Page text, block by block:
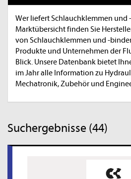
Wer liefert Schlauchklemmen und
Marktübersicht finden Sie
von Schlauchklemmen und -
Produkte und Unternehmen der
Blick. Unsere Datenbank bietet
im Jahr alle Information zu
Mechatronik, Zubehör und
Suchergebnisse (44)